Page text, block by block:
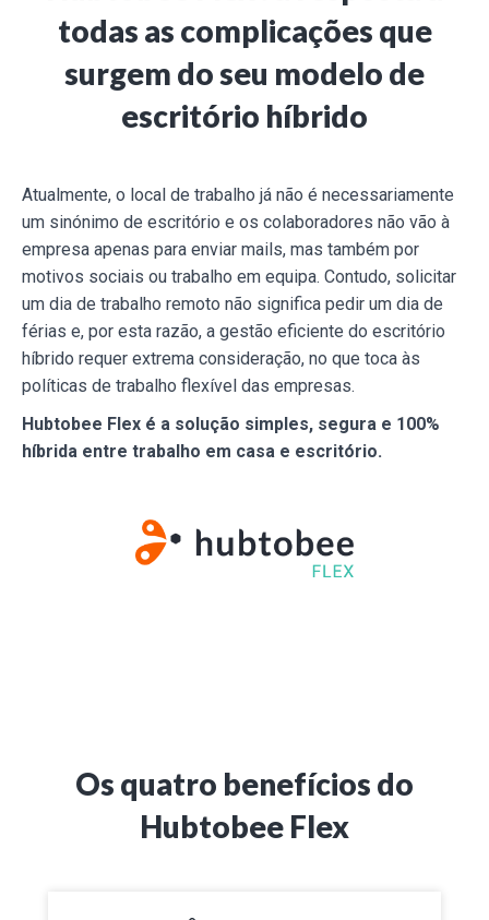
todas as complicações que
surgem do seu modelo de
escritório híbrido
Atualmente, o local de trabalho já não é necessariamente
um sinónimo de escritório e os colaboradores não vão à
empresa apenas para enviar mails, mas também por
motivos sociais ou trabalho em equipa. Contudo, solicitar
um dia de trabalho remoto não significa pedir um dia de
férias e, por esta razão, a gestão eficiente do escritório
híbrido requer extrema consideração, no que toca às
políticas de trabalho flexível das empresas.
Hubtobee Flex é a solução simples, segura e 100%
híbrida entre trabalho em casa e escritório.
Os quatro benefícios do
Hubtobee Flex